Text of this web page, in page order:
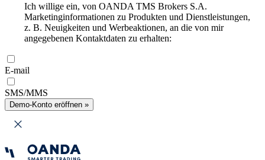
Ich willige ein, von OANDA TMS Brokers S.A.
Marketinginformationen zu Produkten und Dienstleistungen,
z. B. Neuigkeiten und Werbeaktionen, an die von mir
angegebenen Kontaktdaten zu erhalten:
E-mail
SMS/MMS
Demo-Konto eröffnen »